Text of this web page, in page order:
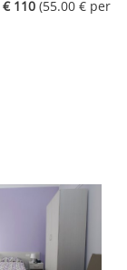
€ 110 (55.00 € per